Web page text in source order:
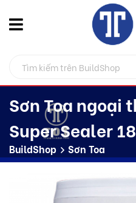
Sơn Toa ngoại
Super Sealer
BuildShop Sơn Toa